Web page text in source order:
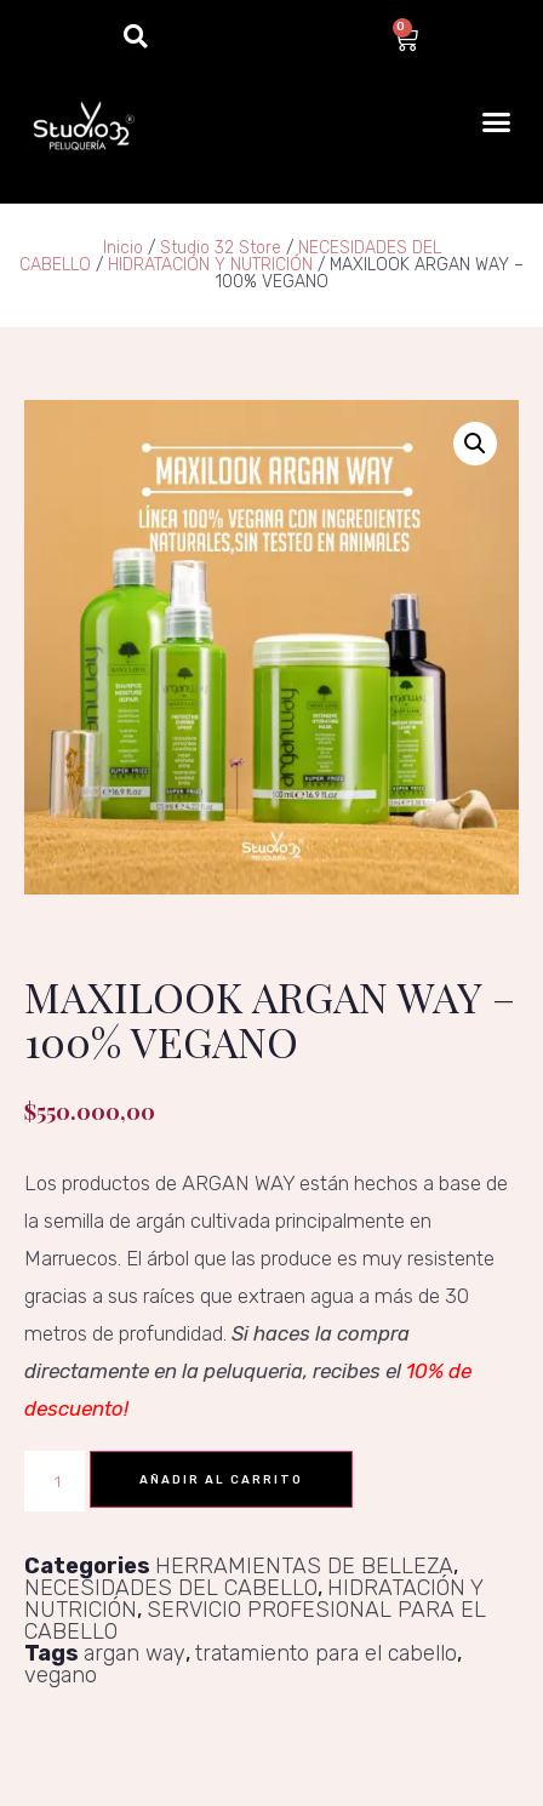
0
Inicio / Studio 32 Store / NECESIDADES DEL
CABELLO / HIDRATACIÓN Y NUTRICIÓN / MAXILOOK ARGAN WAY –
100% VEGANO
MAXILOOK ARGAN WAY –
100% VEGANO
$550.000,00
Los productos de ARGAN WAY están hechos a base de
la semilla de argán cultivada principalmente en
Marruecos. El árbol que las produce es muy resistente
gracias a sus raíces que extraen agua a más de 30
metros de profundidad. Si haces la compra
directamente en la peluqueria, recibes el 10% de
descuento!
AÑADIR AL CARRITO
Categories HERRAMIENTAS DE BELLEZA,
NECESIDADES DEL CABELLO, HIDRATACIÓN Y
NUTRICIÓN, SERVICIO PROFESIONAL PARA EL
CABELLO
Tags argan way,tratamiento para el cabello,
vegano